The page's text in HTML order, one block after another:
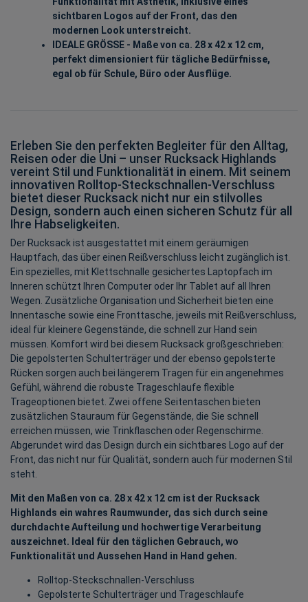
sichtbaren Logos auf der Front, das den
modernen Look unterstreicht.
IDEALE GRÖSSE - Maße von ca. 28 x 42 x 12 cm,
perfekt dimensioniert für tägliche Bedürfnisse,
egal ob für Schule, Büro oder Ausflüge.
Erleben Sie den perfekten Begleiter für den Alltag,
Reisen oder die Uni – unser Rucksack Highlands
vereint Stil und Funktionalität in einem. Mit seinem
innovativen Rolltop-Steckschnallen-Verschluss
bietet dieser Rucksack nicht nur ein stilvolles
Design, sondern auch einen sicheren Schutz für all
Ihre Habseligkeiten.
Der Rucksack ist ausgestattet mit einem geräumigen
Hauptfach, das über einen Reißverschluss leicht zugänglich ist.
Ein spezielles, mit Klettschnalle gesichertes Laptopfach im
Inneren schützt Ihren Computer oder Ihr Tablet auf all Ihren
Wegen. Zusätzliche Organisation und Sicherheit bieten eine
Innentasche sowie eine Fronttasche, jeweils mit Reißverschluss,
ideal für kleinere Gegenstände, die schnell zur Hand sein
müssen. Komfort wird bei diesem Rucksack großgeschrieben:
Die gepolsterten Schulterträger und der ebenso gepolsterte
Rücken sorgen auch bei längerem Tragen für ein angenehmes
Gefühl, während die robuste Trageschlaufe flexible
Trageoptionen bietet. Zwei offene Seitentaschen bieten
zusätzlichen Stauraum für Gegenstände, die Sie schnell
erreichen müssen, wie Trinkflaschen oder Regenschirme.
Abgerundet wird das Design durch ein sichtbares Logo auf der
Front, das nicht nur für Qualität, sondern auch für modernen Stil
steht.
Mit den Maßen von ca. 28 x 42 x 12 cm ist der Rucksack
Highlands ein wahres Raumwunder, das sich durch seine
durchdachte Aufteilung und hochwertige Verarbeitung
auszeichnet. Ideal für den täglichen Gebrauch, wo
Funktionalität und Aussehen Hand in Hand gehen.
Rolltop-Steckschnallen-Verschluss
Gepolsterte Schulterträger und Trageschlaufe